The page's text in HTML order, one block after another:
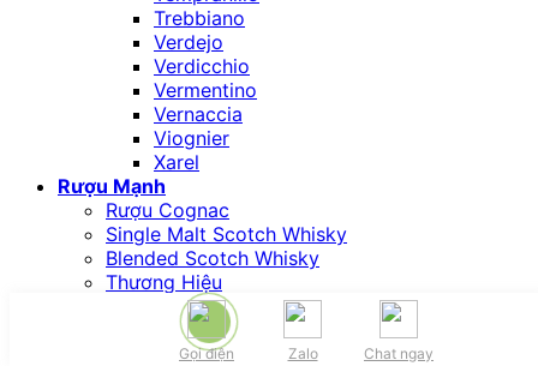
Trebbiano
Verdejo
Verdicchio
Vermentino
Vernaccia
Viognier
Xarel
Rượu Mạnh
Rượu Cognac
Single Malt Scotch Whisky
Blended Scotch Whisky
Thương Hiệu
CHIVAS REGAL
JOHNNIE WALKER
BALLANTINE’S
Gọi điện Zalo Chat ngay